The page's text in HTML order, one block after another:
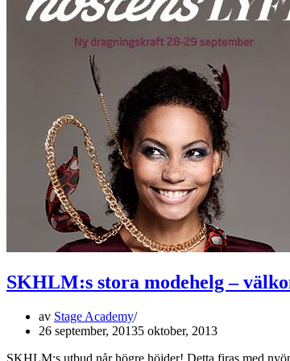
SKHLM:s stora modehelg –
av Stage Academy
26 september, 20135 oktober, 2013
SKHLM:s utbud når högre höjder! Detta firas med